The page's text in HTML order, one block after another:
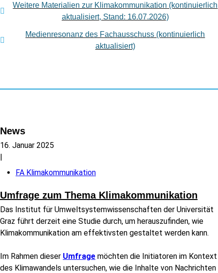
Weitere Materialien zur Klimakommunikation (kontinuierlich
aktualisiert, Stand: 16.07.2026)
Medienresonanz des Fachausschuss (kontinuierlich
aktualisiert)
News
16. Januar 2025
|
FA Klimakommunikation
Umfrage zum Thema Klimakommunikation
Das Institut für Umweltsystemwissenschaften der Universität
Graz führt derzeit eine Studie durch, um herauszufinden, wie
Klimakommunikation am effektivsten gestaltet werden kann.
Im Rahmen dieser Umfrage möchten die Initiatoren im Kontext
des Klimawandels untersuchen, wie die Inhalte von Nachrichten